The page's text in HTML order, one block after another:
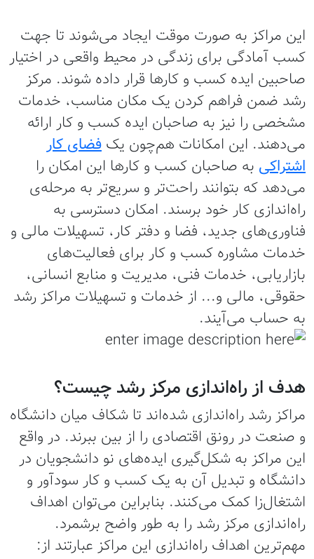
این مراکز به صورت موقت ایجاد می‌شوند تا جهت
کسب آمادگی برای زندگی در محیط واقعی در اختیار
صاحبین ایده کسب و کارها قرار داده شوند. مرکز
رشد ضمن فراهم کردن یک مکان مناسب، خدمات
مشخصی را نیز به صاحبان ایده‌ کسب و کار ارائه
می‌دهند. این امکانات هم‌چون یکفضای کار
اشتراکیبه صاحبان کسب و کارها این امکان را
می‌دهد که بتوانند راحت‌تر و سریع‌تر به مرحله‌ی
راه‌اندازی کار خود برسند. امکان دسترسی به
فناوری‌های جدید، فضا و دفتر کار، تسهیلات مالی و
خدمات مشاوره‌‌ کسب و کار برای فعالیت‌های
بازاریابی، خدمات فنی، مدیریت و منابع انسانی،
حقوقی، مالی و... از خدمات و تسهیلات مراکز رشد
به حساب می‌آیند.
هدف از راه‌اندازی مرکز رشد چیست؟
مراکز رشد راه‌اندازی شده‌اند تا شکاف میان دانشگاه
و صنعت در رونق اقتصادی را از بین ببرند. در واقع
این مراکز به شکل‌گیری ایده‌های نو دانشجویان در
دانشگاه و تبدیل آن به یک کسب و کار سودآور و
اشتغال‌زا کمک می‌کنند. بنابراین می‌توان اهداف
راه‌اندازی مرکز رشد را به طور واضح برشمرد.
مهم‌ترین اهداف راه‌اندازی این مراکز عبارتند از: